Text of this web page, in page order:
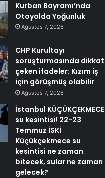
Kurban Bayramı’nda
Otoyolda Yoğunluk
Ağustos 7, 2026
CHP Kurultayı
soruşturmasında dikkat
çeken ifadeler: Kızım iş
için görüşmüş olabilir
Ağustos 7, 2026
İstanbul KÜÇÜKÇEKMECE
su kesintisi! 22-23
Temmuz İSKİ
Küçükçekmece su
kesintisi ne zaman
bitecek, sular ne zaman
gelecek?